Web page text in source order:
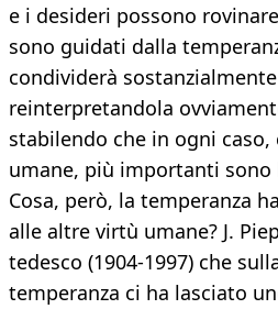
e i desideri possono
sono guidati dalla
condividerà
reinterpretandola
stabilendo che in ogni
umane, più importanti
Cosa, però, la temperanza
alle altre virtù umane? J.
tedesco (1904-1997) che
temperanza ci ha lasciato